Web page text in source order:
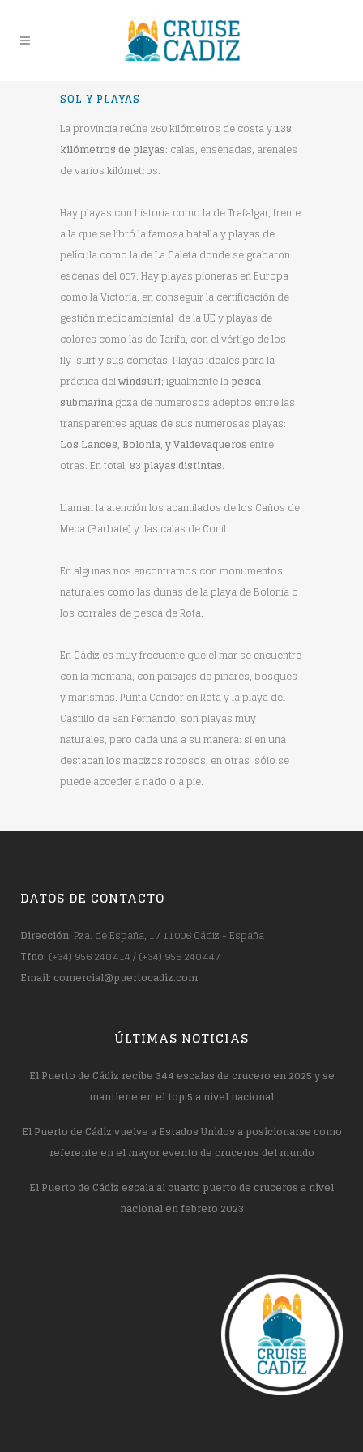
SOL Y PLAYAS
La provincia reúne 260 kilómetros de costa y138
kilómetros de playas: calas, ensenadas, arenales
de varios kilómetros.
Hay playas con historia como la de Trafalgar, frente
a la que se libró la famosa batalla y playas de
película como la de La Caleta donde se grabaron
escenas del 007. Hay playas pioneras en Europa
como la Victoria, en conseguir la certificación de
gestión medioambiental de la UE y playas de
colores como las de Tarifa, con el vértigo de los
fly-surf y sus cometas. Playas ideales para la
práctica delwindsurf; igualmente lapesca
submarinagoza de numerosos adeptos entre las
transparentes aguas de sus numerosas playas:
Los Lances, Bolonia,yValdevaqueros entre
otras. En total, 83 playas distintas.
Llaman la atención los acantilados de los Caños de
Meca (Barbate) y las calas de Conil.
En algunas nos encontramos con monumentos
naturales como las dunas de la playa de Bolonia o
los corrales de pesca de Rota.
En Cádiz es muy frecuente que el mar se encuentre
con la montaña, con paisajes de pinares, bosques
y marismas. Punta Candor en Rota y la playa del
Castillo de San Fernando, son playas muy
naturales, pero cada una a su manera: si en una
destacan los macizos rocosos, en otras sólo se
puede acceder a nado o a pie.
DATOS DE CONTACTO
Dirección: Pza. de España, 17 11006 Cádiz - España
Tfno: (+34) 956 240 414 / (+34) 956 240 447
Email: comercial@puertocadiz.com
ÚLTIMAS NOTICIAS
El Puerto de Cádiz recibe 344 escalas de crucero en 2025 y se
mantiene en el top 5 a nivel nacional
El Puerto de Cádiz vuelve a Estados Unidos a posicionarse como
referente en el mayor evento de cruceros del mundo
El Puerto de Cádiz escala al cuarto puerto de cruceros a nivel
nacional en febrero 2023